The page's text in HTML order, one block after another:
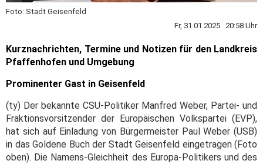
Foto: Stadt Geisenfeld
Fr, 31.01.2025 20:58 Uhr
Kurznachrichten, Termine und Notizen für den Landkreis
Pfaffenhofen und Umgebung
Prominenter Gast in Geisenfeld
(ty) Der bekannte CSU-Politiker Manfred Weber, Partei- und
Fraktionsvorsitzender der Europäischen Volkspartei (EVP),
hat sich auf Einladung von Bürgermeister Paul Weber (USB)
in das Goldene Buch der Stadt Geisenfeld eingetragen (Foto
oben). Die Namens-Gleichheit des Europa-Politikers und des